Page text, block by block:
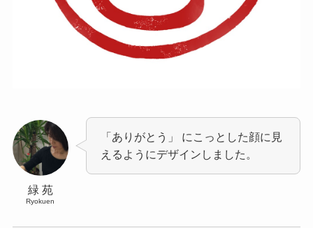
緑 苑
Ryokuen
「ありがとう」 にこっとした顔に見
えるようにデザインしました。